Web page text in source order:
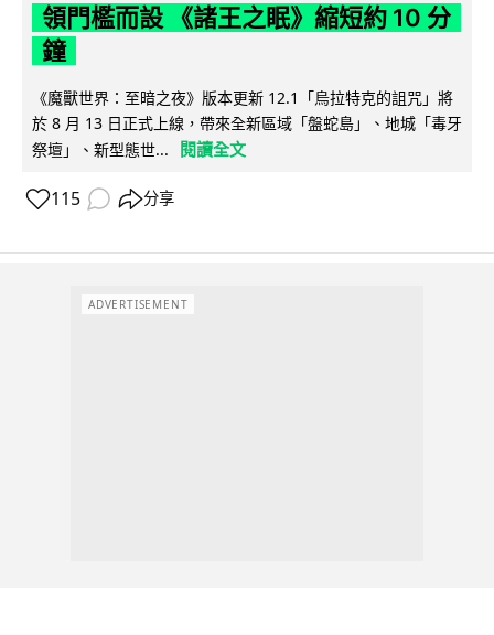
領門檻而設 《諸王之眠》縮短約 10 分
鐘
《魔獸世界：至暗之夜》版本更新 12.1「烏拉特克的詛咒」將
於 8 月 13 日正式上線，帶來全新區域「盤蛇島」、地城「毒牙
祭壇」、新型態世...
閱讀全文
115 分享
ADVERTISEMENT